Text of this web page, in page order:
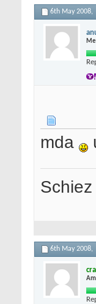
6th May 2008,
mda
6th May 2008,